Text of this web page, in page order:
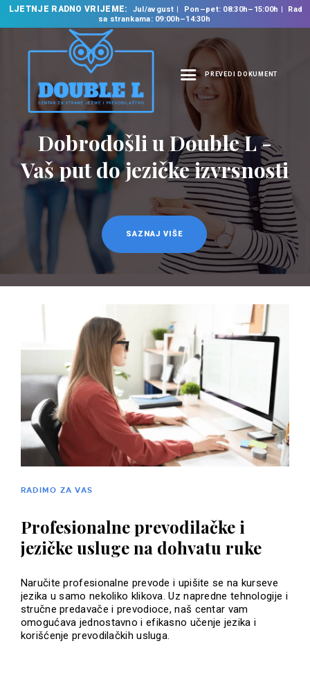
LJETNJE RADNO VRIJEME: Jul/avgust Pon–pet: 08:30h–15:00h
Rad
sa strankama: 09:00h–14:30h
PREVEDI DOKUMENT
NASLOVNA
O NAMA
NAŠE USLUGE
ŠKOLA STRANIH
JEZIKA
PREVODILAČKI BIRO
KURSEVI
NOVOSTI
KONTAKT
Prevodilačke usluge
na 35 jezika
SAZNAJ VIŠE
RADIMO ZA VAS
Profesionalne prevodilačke i
jezičke usluge na dohvatu ruke
Naručite profesionalne prevode i upišite se na kurseve
jezika u samo nekoliko klikova. Uz napredne tehnologije i
stručne predavače i prevodioce, naš centar vam
omogućava jednostavno i efikasno učenje jezika i
korišćenje prevodilačkih usluga.